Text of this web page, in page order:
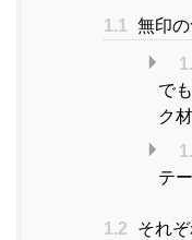
1.1 無印
で
ク材
テ
1.2 それ